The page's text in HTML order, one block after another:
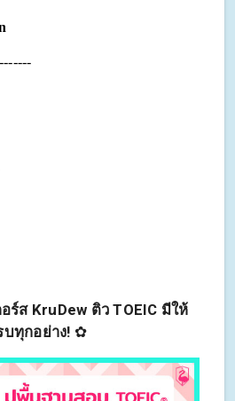
top
ร์ส KruDew ติว TOEIC มีให้
บทุกอย่าง! ✿